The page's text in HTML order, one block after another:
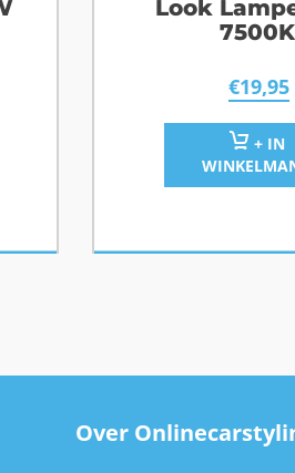
Look
7500K
€19,95
+ IN
Over